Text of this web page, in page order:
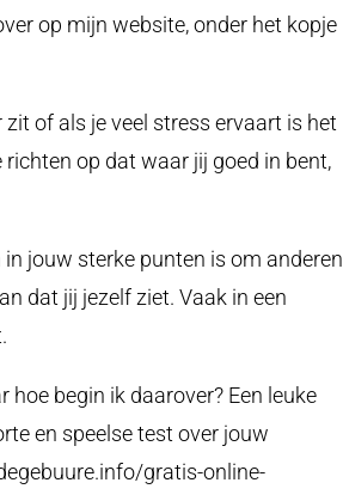
op mijn website, onder het kopje
of als je veel stress ervaart is het
op dat waar jij goed in bent,
jouw sterke punten is om anderen
dat jij jezelf ziet. Vaak in een
hoe begin ik daarover? Een leuke
en speelse test over jouw
gratis-online-